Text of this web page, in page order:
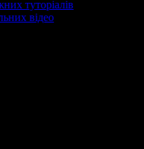
туторіалів
відео